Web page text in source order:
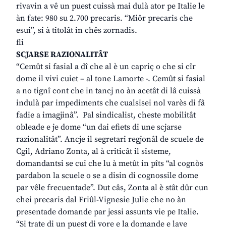
rivavin a vê un puest cuissà mai dulà ator pe Italie le
àn fate: 980 su 2.700 precaris. “Miôr precaris che
esui”, si à titolât in chês zornadis.
fli
SCJARSE RAZIONALITÂT
“Cemût si fasial a dî che al è un capriç o che si cîr
dome il vivi cuiet – al tone Lamorte -. Cemût si fasial
a no tignî cont che in tancj no àn acetât di lâ cuissà
indulà par impediments che cualsisei nol varès di fâ
fadie a imagjinâ”. Pal sindicalist, cheste mobilitât
obleade e je dome “un dai efiets di une scjarse
razionalitât”. Ancje il segretari regjonâl de scuele de
Cgil, Adriano Zonta, al à criticât il sisteme,
domandantsi se cui che lu à metût in pîts “al cognòs
pardabon la scuele o se a disin di cognossile dome
par vêle frecuentade”. Dut câs, Zonta al è stât dûr cun
chei precaris dal Friûl-Vignesie Julie che no àn
presentade domande par jessi assunts vie pe Italie.
“Si trate di un puest di vore e la domande e lave